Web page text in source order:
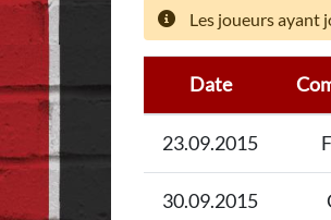
Les joueurs ayant
Date
23.09.2015
30.09.2015